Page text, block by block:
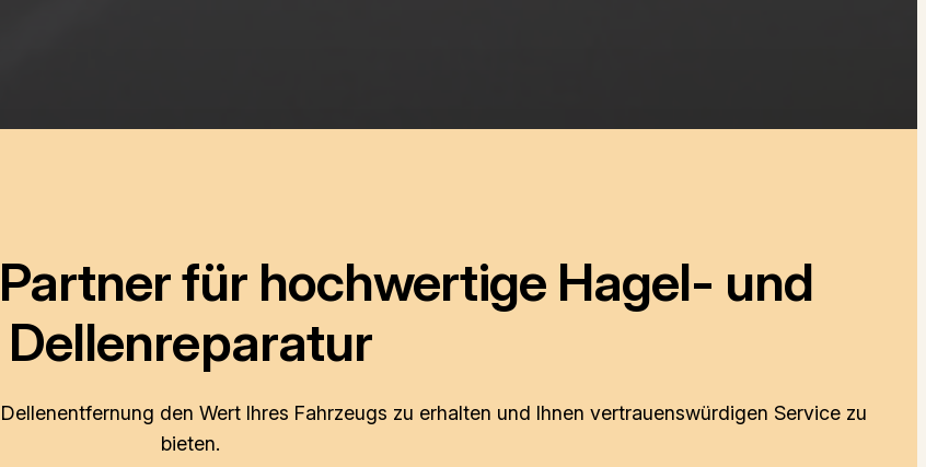
für hochwertige Hagel- und
Dellenreparatur
den Wert Ihres Fahrzeugs zu erhalten und Ihnen vertrauenswürdigen Service zu
bieten.